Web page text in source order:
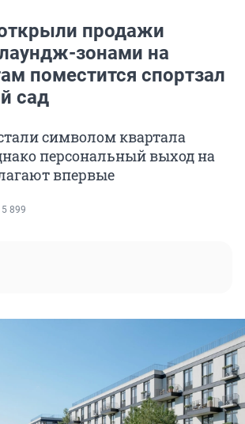
продажи
зонами на
поместится спортзал
сад
символом квартала
персональный выход на
впервые
5 899